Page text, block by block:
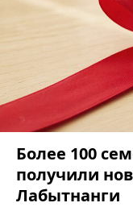
Более 100
получили
Лабытнанги